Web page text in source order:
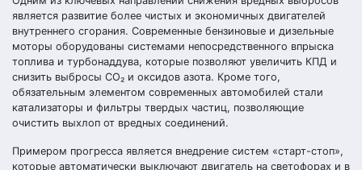
является развитие более чистых и экономичных двигателей
внутреннего сгорания. Современные бензиновые и дизельные
моторы оборудованы системами непосредственного впрыска
топлива и турбонаддува, которые позволяют увеличить КПД и
снизить выбросы CO₂ и оксидов азота. Кроме того,
обязательным элементом современных автомобилей стали
катализаторы и фильтры твердых частиц, позволяющие
очистить выхлоп от вредных соединений.
Примером прогресса является внедрение систем «старт-стоп»,
которые автоматически выключают двигатель на светофорах и в